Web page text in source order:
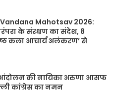
Mahotsav 2026:
के संरक्षण का संदेश, 8
कला आचार्य अलंकरण’ से
आंदोलन की नायिका अरुणा आसफ
कांग्रेस का नमन